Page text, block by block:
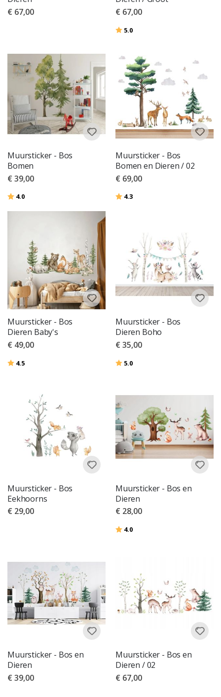
€ 67,00
€ 67,00
Beoordeling:
5.0
Muursticker - Bos
Bomen
€ 39,00
Beoordeling:
4.0
Muursticker - Bos
Bomen en Dieren / 02
€ 69,00
Beoordeling:
4.3
Muursticker - Bos
Dieren Baby's
€ 49,00
Beoordeling:
4.5
Muursticker - Bos
Dieren Boho
€ 35,00
Beoordeling:
5.0
Muursticker - Bos
Eekhoorns
€ 29,00
Muursticker - Bos en
Dieren
€ 28,00
Beoordeling:
4.0
Muursticker - Bos en
Dieren
€ 39,00
Muursticker - Bos en
Dieren / 02
€ 67,00